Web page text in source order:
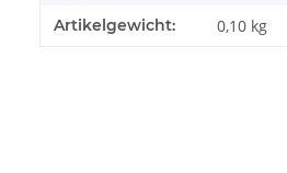
Artikelgewicht: 0,10 kg